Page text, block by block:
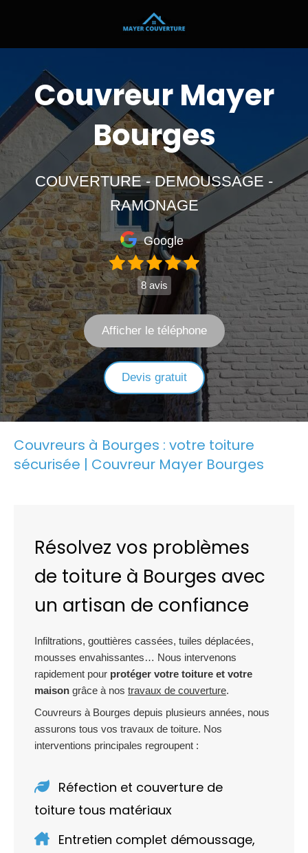
Couvreur Mayer
Bourges
COUVERTURE - DEMOUSSAGE -
RAMONAGE
Google
8 avis
Afficher le téléphone
Devis gratuit
Couvreurs à Bourges : votre toiture
sécurisée | Couvreur Mayer Bourges
Résolvez vos problèmes
de toiture à Bourges avec
un artisan de confiance
Infiltrations, gouttières cassées, tuiles déplacées,
mousses envahissantes… Nous intervenons
rapidement pour protéger votre toiture et votre
maison grâce à nos travaux de couverture.
Couvreurs à Bourges depuis plusieurs années, nous
assurons tous vos travaux de toiture. Nos
interventions principales regroupent :
Réfection et couverture de
toiture tous matériaux
Entretien complet démoussage,